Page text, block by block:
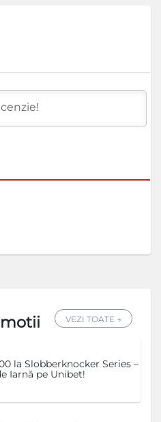
VEZI TOATE →
la Slobberknocker Series –
Iarnă pe Unibet!